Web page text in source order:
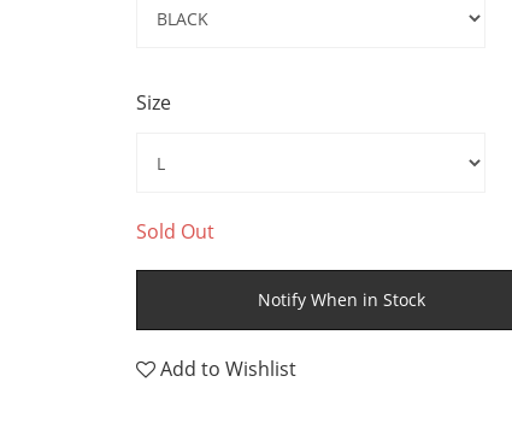
Size
Sold Out
Notify When in Stock
Add to Wishlist